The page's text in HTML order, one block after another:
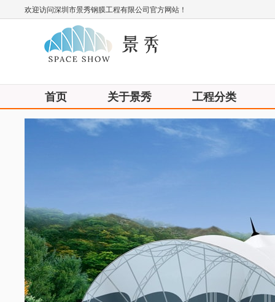
欢迎访问深圳市景秀钢膜工程有限公司官方网站！
首页 关于景秀 工程分类